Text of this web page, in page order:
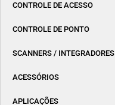
CONTROLE DE ACESSO
CONTROLE DE PONTO
SCANNERS / INTEGRADORES
ACESSÓRIOS
APLICAÇÕES